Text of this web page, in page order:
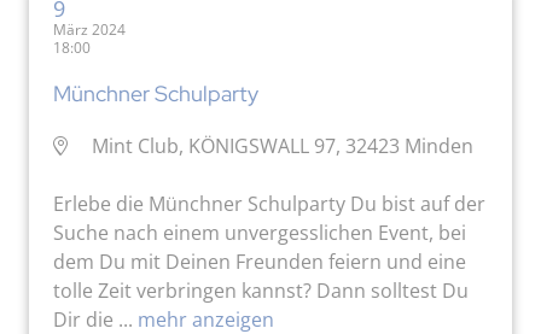
9
März 2024
18:00
Münchner Schulparty
Mint Club, KÖNIGSWALL 97, 32423 Minden
Erlebe die Münchner Schulparty Du bist auf der
Suche nach einem unvergesslichen Event, bei
dem Du mit Deinen Freunden feiern und eine
tolle Zeit verbringen kannst? Dann solltest Du
Dir die ... mehr anzeigen